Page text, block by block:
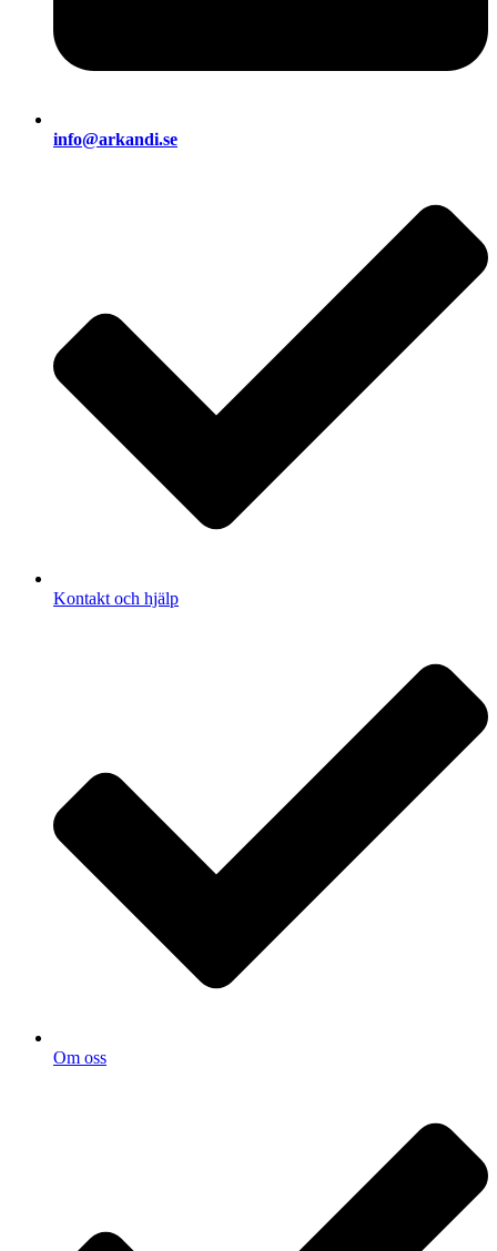
info@arkandi.se
Kontakt och hjälp
Om oss